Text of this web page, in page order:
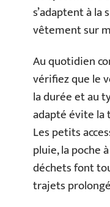
s’adaptent à
vêtement sur
Au quotidien
vérifiez que le
la durée et au
adapté évite la
Les petits
pluie, la poche
déchets font
trajets